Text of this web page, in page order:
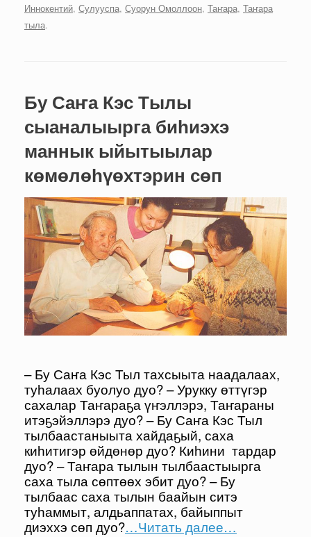
Иннокентий, Сулууспа, Суорун Омоллоон, Таҥара, Таҥара
тыла.
Бу Саҥа Кэс Тылы
сыаналыырга биһиэхэ
маннык ыйытыылар
көмөлөһүөхтэрин сөп
– Бу Саҥа Кэс Тыл тахсыыта наадалаах,
туһалаах буолуо дуо? – Урукку өттүгэр
сахалар Таҥараҕа үҥэллэрэ, Таҥараны
итэҕэйэллэрэ дуо? – Бу Саҥа Кэс Тыл
тылбаастаныыта хайдаҕый, саха
киһитигэр өйдөнөр дуо? Киһини тардар
дуо? – Таҥара тылын тылбаастыырга
саха тыла сөптөөх эбит дуо? – Бу
тылбаас саха тылын баайын ситэ
туһаммыт, алдьаппатах, байыппыт
диэххэ сөп дуо?…Читать далее…